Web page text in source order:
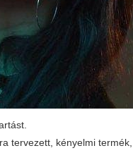
tervezett, kényelmi